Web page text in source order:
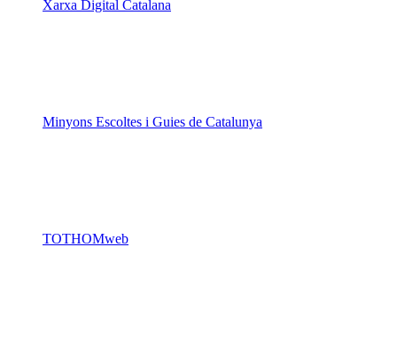
Xarxa Digital Catalana
Minyons Escoltes i Guies de Catalunya
TOTHOMweb